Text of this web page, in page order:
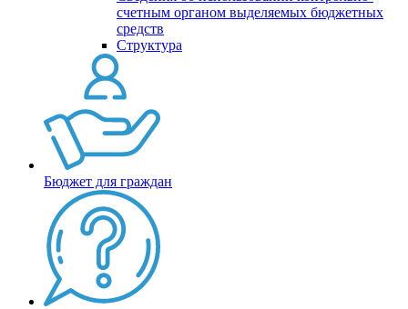
счетным органом выделяемых бюджетных
средств
Структура
Бюджет для граждан